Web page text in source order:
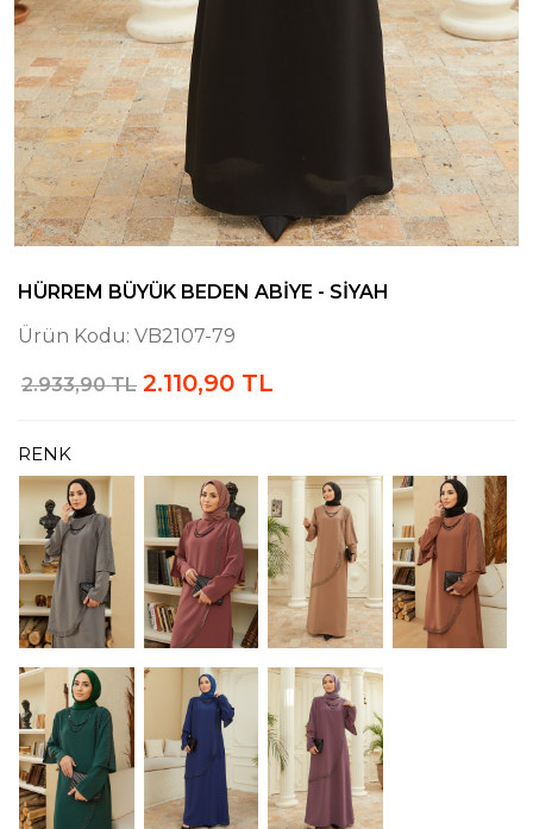
HÜRREM BÜYÜK BEDEN ABIYE - SIYAH
Ürün Kodu: VB2107-79
2.933,90 TL 2.110,90 TL
RENK